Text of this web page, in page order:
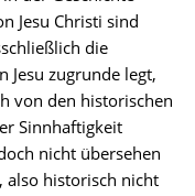
Jesu Christi sind
die
Jesu zugrunde legt,
von den historischen
Sinnhaftigkeit
nicht übersehen
also historisch nicht